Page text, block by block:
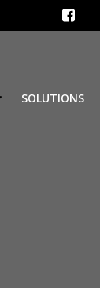
SOLUTIONS